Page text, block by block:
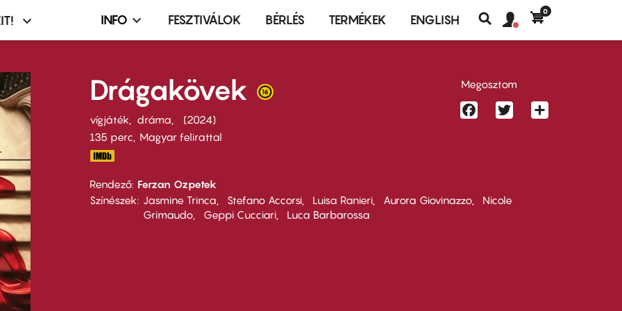
Infó,
terembérlés
menü
INFO FESZTIVÁLOK BÉRLÉS TERMÉKEK ENGLISH
Keresés
fiók
Felhasználói
0
Drágakövek
vígjáték dráma
2024
135 perc,
Magyar felirattal
Rendező Ferzan Ozpetek
Színészek
Jasmine Trinca Stefano Accorsi Luisa Ranieri Aurora Giovinazzo
Nicole
Grimaudo
Geppi Cucciari Luca Barbarossa
Megosztom
FacebookTwitter